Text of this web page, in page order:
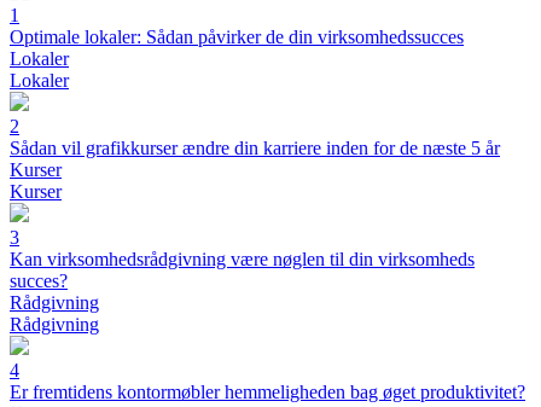
1
Optimale lokaler: Sådan påvirker de din virksomhedssucces
Lokaler
Lokaler
2
Sådan vil grafikkurser ændre din karriere inden for de næste 5 år
Kurser
Kurser
3
Kan virksomhedsrådgivning være nøglen til din virksomheds
succes?
Rådgivning
Rådgivning
4
Er fremtidens kontormøbler hemmeligheden bag øget produktivitet?